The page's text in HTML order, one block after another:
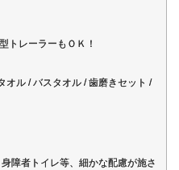
トレーラーもＯＫ！
オル / バスタオル / 歯磨きセット /
障者トイレ等、細かな配慮が施さ